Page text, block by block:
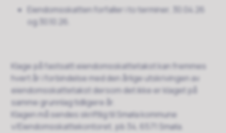
Eiendomsskatten forfaller i to terminer, 30.04.26
og 30.10.26.
Klage på fastsatt eiendomsskattetakst kan fremmes
hvert år i forbindelse med den årlige utskrivingen av
eiendomsskattetakst dersom det ikke er klaget på
samme grunnlag tidligere år.
Klagen må sendes skriftlig til Smøla kommune
v/Eiendomsskattekontoret, pb 34, 6571 Smøla.